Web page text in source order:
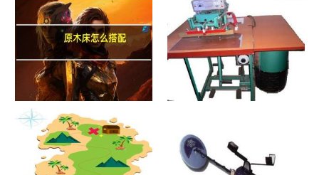
原木床怎么搭配